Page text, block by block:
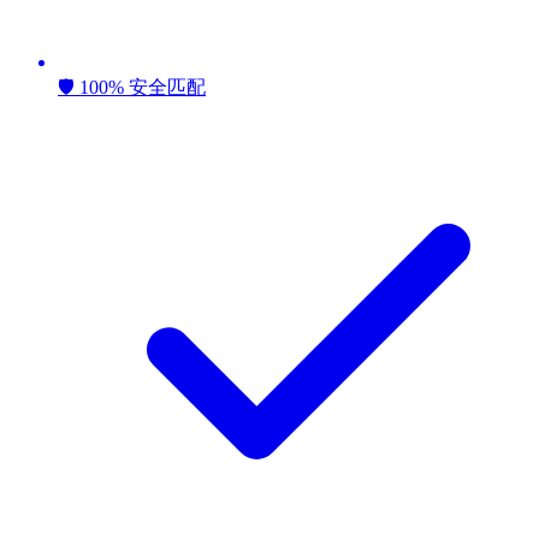
🛡️ 100% 安全匹配